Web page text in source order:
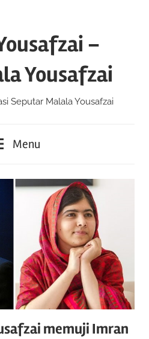
–
Yousafzai
Seputar Malala Yousafzai
Menu
memuji Imran